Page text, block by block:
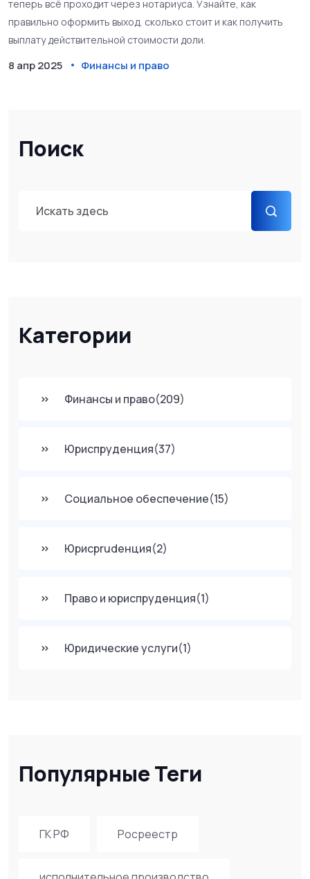
Поиск
Категории
Финансы и право(209)
Юриспруденция(37)
Социальное обеспечение(15)
Юрисprudенция(2)
Право и юриспруденция(1)
Юридические услуги(1)
Популярные Теги
ГК РФ Росреестр
теперь всё проходит через нотариуса. Узнайте, как
правильно оформить выход, сколько стоит и как получить
выплату действительной стоимости доли.
8 апр 2025 Финансы и право